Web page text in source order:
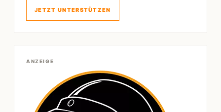
JETZT UNTERSTÜTZEN
ANZEIGE